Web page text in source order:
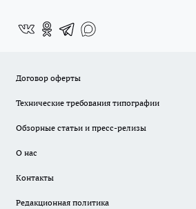
Договор оферты
Технические требования типографии
Обзорные статьи и пресс-релизы
О нас
Контакты
Редакционная политика